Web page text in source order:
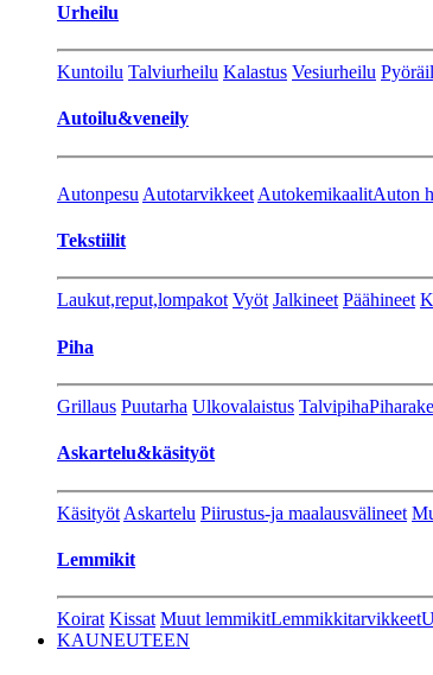
Urheilu
Kuntoilu Talviurheilu Kalastus Vesiurheilu
Autoilu&veneily
Autonpesu Autotarvikkeet AutokemikaalitAuton
Tekstiilit
Laukut,reput,lompakot Vyöt Jalkineet Päähineet
Piha
Grillaus Puutarha Ulkovalaistus Talvipiha
Askartelu&käsityöt
Käsityöt Askartelu Piirustus-ja maalausvälineet
Lemmikit
Koirat Kissat Muut lemmikitLemmikkitarvikkeet
KAUNEUTEEN